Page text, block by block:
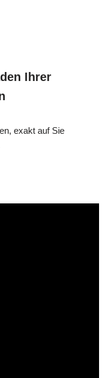
Ihrer
exakt auf Sie